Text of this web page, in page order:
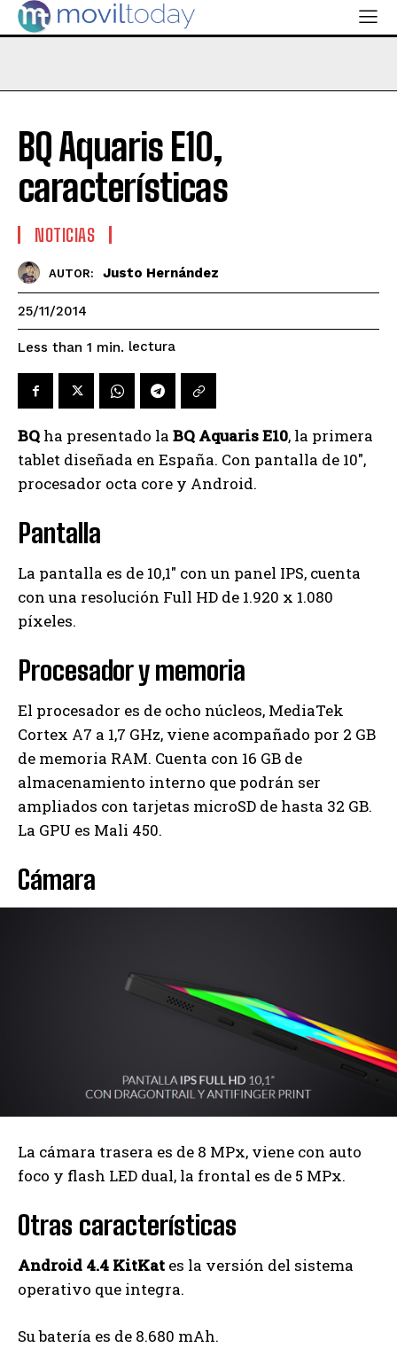
BQ Aquaris E10,
características
NOTICIAS
AUTOR: Justo Hernández
25/11/2014
Less than 1 min. lectura
BQ ha presentado la BQ Aquaris E10, la primera
tablet diseñada en España. Con pantalla de 10″,
procesador octa core y Android.
Pantalla
La pantalla es de 10,1″ con un panel IPS, cuenta
con una resolución Full HD de 1.920 x 1.080
píxeles.
Procesador y memoria
El procesador es de ocho núcleos, MediaTek
Cortex A7 a 1,7 GHz, viene acompañado por 2 GB
de memoria RAM. Cuenta con 16 GB de
almacenamiento interno que podrán ser
ampliados con tarjetas microSD de hasta 32 GB.
La GPU es Mali 450.
Cámara
La cámara trasera es de 8 MPx, viene con auto
foco y flash LED dual, la frontal es de 5 MPx.
Otras características
Android 4.4 KitKat es la versión del sistema
operativo que integra.
Su batería es de 8.680 mAh.